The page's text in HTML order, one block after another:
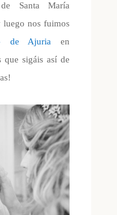
Santa María
luego nos fuimos
de Ajuria en
que sigáis así de